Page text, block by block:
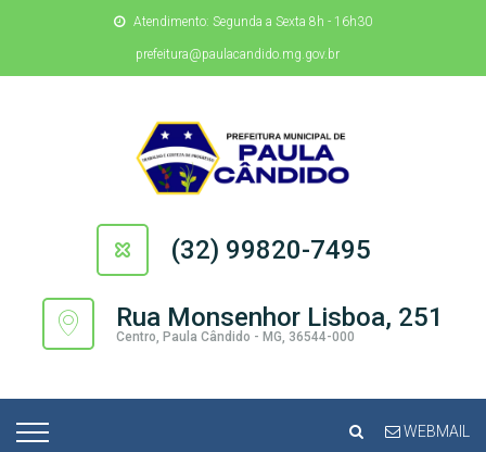
Atendimento: Segunda a Sexta 8h - 16h30
prefeitura@paulacandido.mg.gov.br
(32) 99820-7495
Rua Monsenhor Lisboa, 251
Centro, Paula Cândido - MG, 36544-000
WEBMAIL